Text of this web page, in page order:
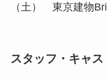
（土） 東京建物
スタッフ・キャス